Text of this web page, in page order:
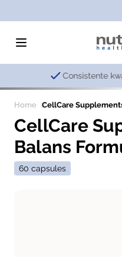
Consistente
Home CellCare
CellCare
Balans
60 capsules